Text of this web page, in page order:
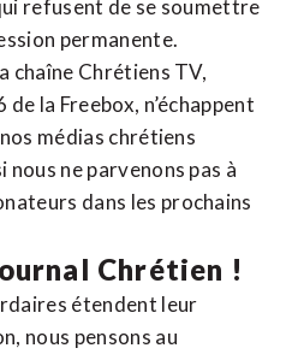
refusent de se soumettre
permanente.
chaîne Chrétiens TV,
la Freebox, n’échappent
médias chrétiens
ne parvenons pas à
dans les prochains
Chrétien !
étendent leur
nous pensons au